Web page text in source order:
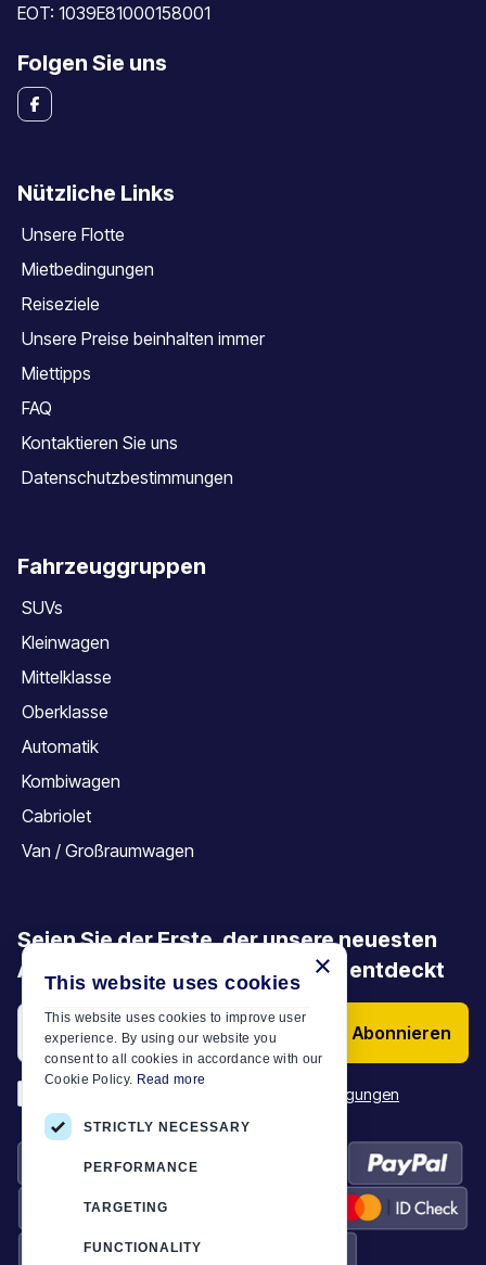
EOT: 1039E81000158001
Folgen Sie uns
Nützliche Links
Unsere Flotte
Mietbedingungen
Reiseziele
Unsere Preise beinhalten immer
Miettipps
FAQ
Kontaktieren Sie uns
Datenschutzbestimmungen
Fahrzeuggruppen
SUVs
Kleinwagen
Mittelklasse
Oberklasse
Automatik
Kombiwagen
Cabriolet
Van / Großraumwagen
Seien Sie der Erste, der unsere neuesten
Angebote, Aktionen und Artikel entdeckt
Abonnieren
Allgemeinen Geschäftsbedingungen
×
This website uses cookies
This website uses cookies to improve user
experience. By using our website you
consent to all cookies in accordance with our
Cookie Policy. Read more
STRICTLY NECESSARY
PERFORMANCE
TARGETING
FUNCTIONALITY